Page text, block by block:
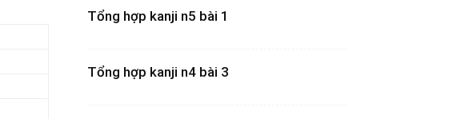
Tổng hợp kanji n5 bài 1
Tổng hợp kanji n4 bài 3